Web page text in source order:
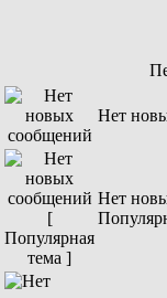
Нет
Нет